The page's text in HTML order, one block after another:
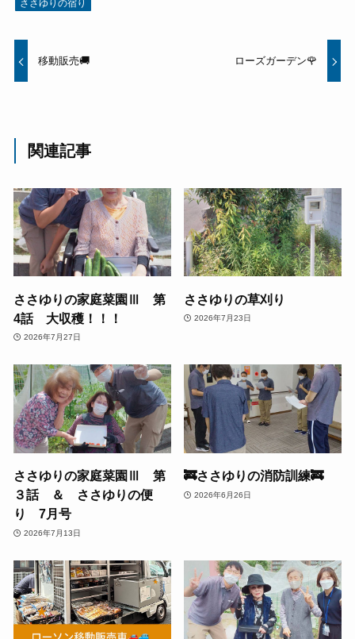
ささゆりの宿り
移動販売🚚 ローズガーデン🌹
関連記事
ささゆりの家庭菜園Ⅲ 第
4話 大収穫！！！
2026年7月27日
ささゆりの草刈り
2026年7月23日
ささゆりの家庭菜園Ⅲ 第
３話 ＆ ささゆりの便
り 7月号
2026年7月13日
🚒ささゆりの消防訓練🚒
2026年6月26日